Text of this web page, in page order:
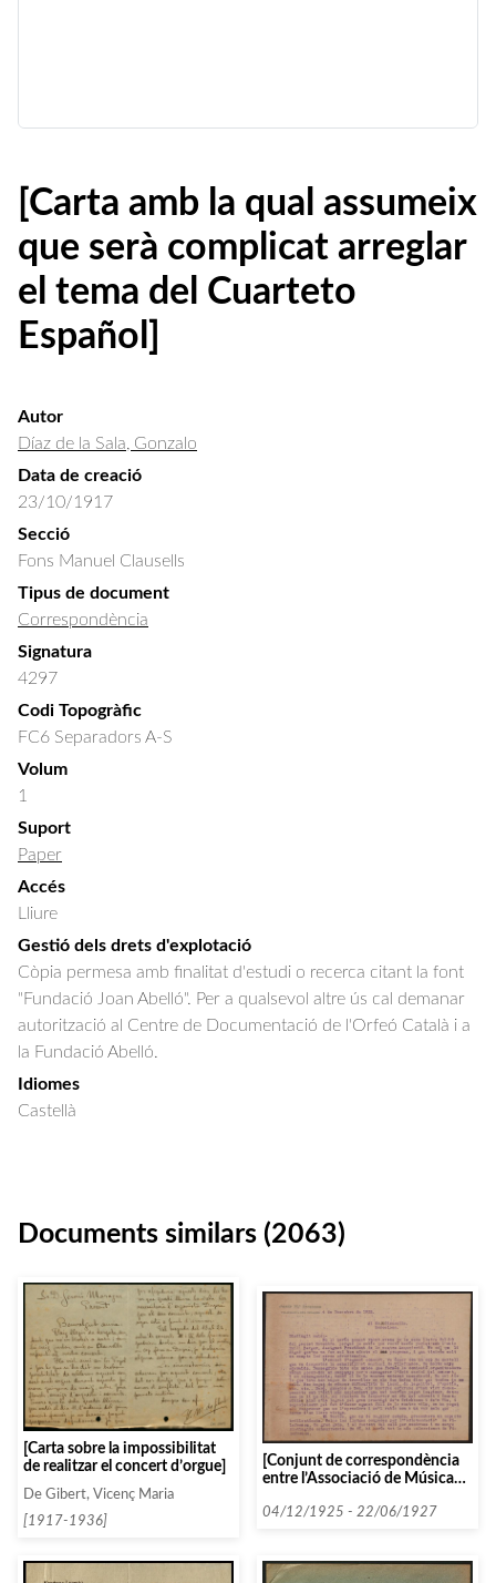
[Carta amb la qual assumeix
que serà complicat arreglar
el tema del Cuarteto
Español]
Autor
Díaz de la Sala, Gonzalo
Data de creació
23/10/1917
Secció
Fons Manuel Clausells
Tipus de document
Correspondència
Signatura
4297
Codi Topogràfic
FC6 Separadors A-S
Volum
1
Suport
Paper
Accés
Lliure
Gestió dels drets d'explotació
Còpia permesa amb finalitat d'estudi o recerca citant la font
"Fundació Joan Abelló". Per a qualsevol altre ús cal demanar
autorització al Centre de Documentació de l'Orfeó Català i a
la Fundació Abelló.
Idiomes
Castellà
Documents similars (2063)
[Carta sobre la impossibilitat
de realitzar el concert d’orgue]
De Gibert, Vicenç Maria
[1917-1936]
[Conjunt de correspondència
entre l’Associació de Música
Música de Vilafranca del
04/12/1925 - 22/06/1927